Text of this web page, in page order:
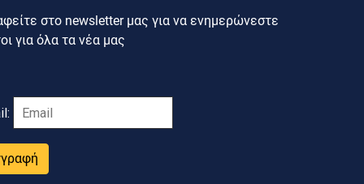
στο newsletter μας για να ενημερώνεστε
για όλα τα νέα μας